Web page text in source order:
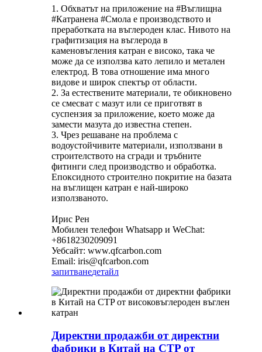
1. Обхватът на приложение на #Въглищна
#Катранена #Смола е производството и
преработката на въглероден клас. Нивото на
графитизация на въглерода в
каменовъгления катран е високо, така че
може да се използва като лепило и метален
електрод. В това отношение има много
видове и широк спектър от области.
2. За естествените материали, те обикновено
се смесват с мазут или се приготвят в
суспензия за приложение, което може да
замести мазута до известна степен.
3. Чрез решаване на проблема с
водоустойчивите материали, използвани в
строителството на сгради и тръбните
фитинги след производство и обработка.
Епоксидното строително покритие на базата
на въглищен катран е най-широко
използваното.
Ирис Рен
Мобилен телефон Whatsapp и WeChat:
+8618230209091
Уебсайт: www.qfcarbon.com
Email: iris@qfcarbon.com
запитванедетайл
Директни продажби от директни
фабрики в Китай на CTP от